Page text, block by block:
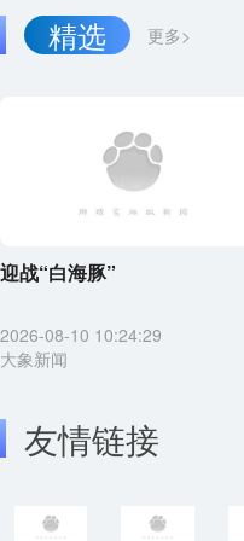
更多>
精选
迎战“白海豚”
2026-08-10 10:24:29
大象新闻
友情链接